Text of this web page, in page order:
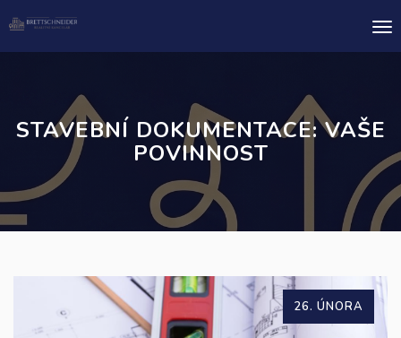
STAVEBNÍ DOKUMENTACE: VAŠE
POVINNOST
26. ÚNORA